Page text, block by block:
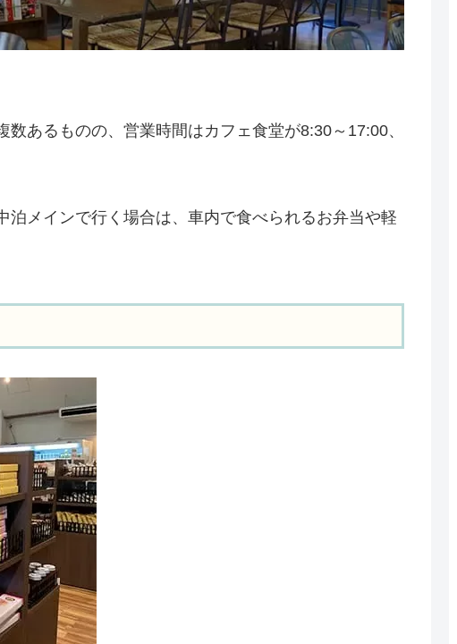
あるものの、営業時間はカフェ食堂が8:30～17:00、
泊メインで行く場合は、車内で食べられるお弁当や軽